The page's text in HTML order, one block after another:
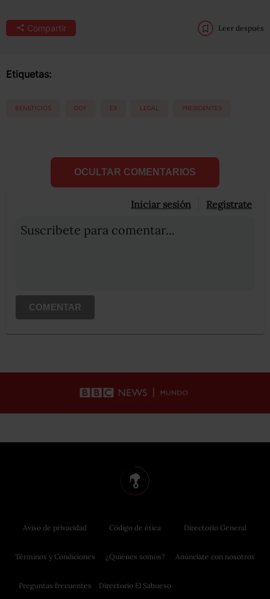
Compartir Leer después
Etiquetas:
BENEFICIOS DOF EX LEGAL PRESIDENTES
OCULTAR COMENTARIOS
Iniciar sesión Registrate
Suscribete para comentar...
COMENTAR
Aviso de privacidad
Términos y Condiciones
Preguntas frecuentes
Código de ética
¿Quiénes somos?
Directorio El Sabueso
Directorio General
Anúnciate con nosotros